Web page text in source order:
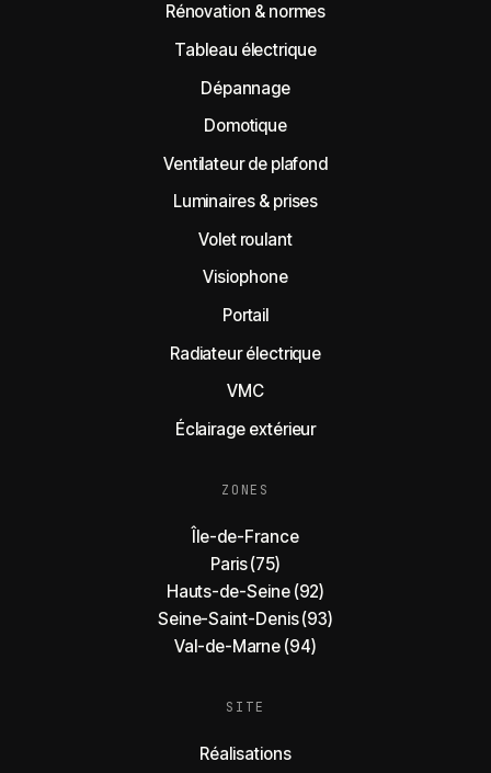
Rénovation & normes
Tableau électrique
Dépannage
Domotique
Ventilateur de plafond
Luminaires & prises
Volet roulant
Visiophone
Portail
Radiateur électrique
VMC
Éclairage extérieur
ZONES
Île-de-France
Paris (75)
Hauts-de-Seine (92)
Seine-Saint-Denis (93)
Val-de-Marne (94)
SITE
Réalisations